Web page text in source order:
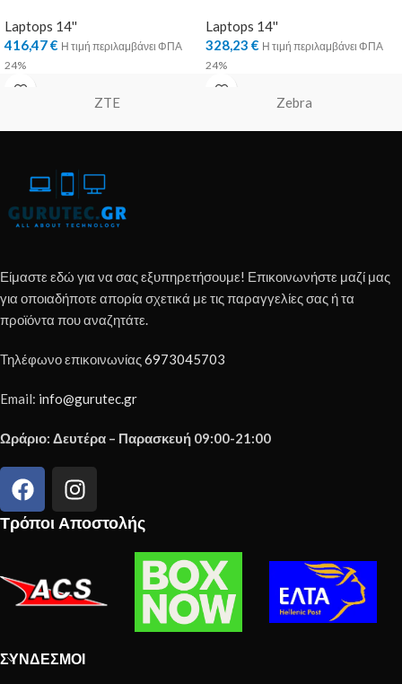
Laptops 14''
416,47€ Η τιμή περιλαμβάνει ΦΠΑ
24%
Laptops 14''
328,23 € Η τιμή περιλαμβάνει ΦΠΑ
24%
ZTE Zebra
Είμαστε εδώ για να σας εξυπηρετήσουμε! Επικοινωνήστε μαζί μας
για οποιαδήποτε απορία σχετικά με τις παραγγελίες σας ή τα
προϊόντα που αναζητάτε.
Τηλέφωνο επικοινωνίας6973045703
Email: info@gurutec.gr
Ωράριο: Δευτέρα – Παρασκευή 09:00-21:00
Τρόποι Αποστολής
ΣΎΝΔΕΣΜΟΙ